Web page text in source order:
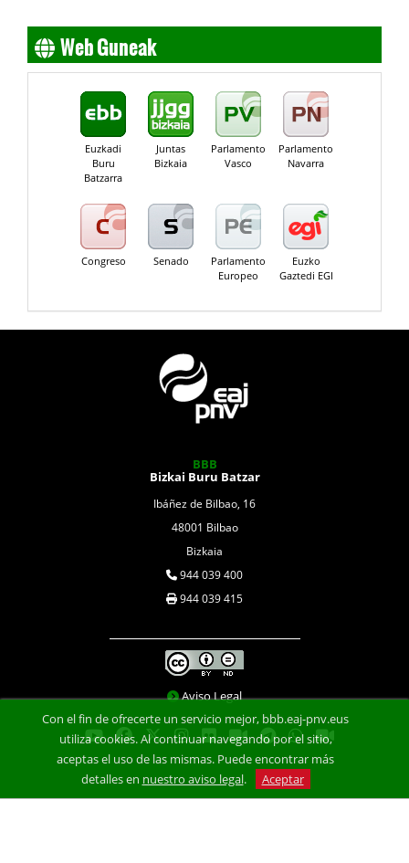
Web Guneak
Euzkadi
Buru
Batzarra
Juntas
Bizkaia
Parlamento
Vasco
Parlamento
Navarra
Congreso Senado
Parlamento
Europeo
Euzko
Gaztedi EGI
BBB
Bizkai Buru Batzar
Ibáñez de Bilbao, 16
48001 Bilbao
Bizkaia
944 039 400
944 039 415
Aviso Legal
Con el fin de ofrecerte un servicio mejor, bbb.eaj-pnv.eus
utiliza cookies. Al continuar navegando por el sitio,
aceptas el uso de las mismas. Puede encontrar más
detalles en nuestro aviso legal. Aceptar